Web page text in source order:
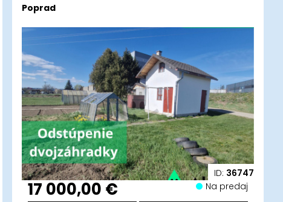
ID: 36747
Poprad
17 000,00 € Na predaj